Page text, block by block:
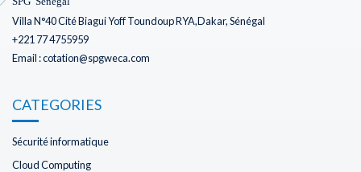
Villa N°40 Cité Biagui Yoff Toundoup RYA,Dakar, Sénégal
+221 77 4755959
Email : cotation@spgweca.com
CATEGORIES
Sécurité informatique
Cloud Computing